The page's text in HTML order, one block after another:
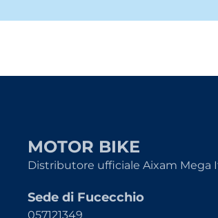
MOTOR BIKE
Distributore ufficiale Aixam Mega
Sede di Fucecchio
057121349